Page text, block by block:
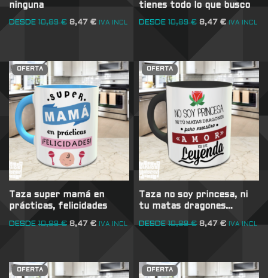
ninguna
DESDE 10,89€ 8,47 € IVA INCL
tienes todo lo que busco
DESDE 10,89€ 8,47€ IVA INCL
OFERTA
Taza super mamá en
prácticas, felicidades
DESDE 10,89€ 8,47 € IVA INCL
OFERTA
Taza no soy princesa, ni
tu matas dragones…
DESDE 10,89€ 8,47€ IVA INCL
OFERTA OFERTA